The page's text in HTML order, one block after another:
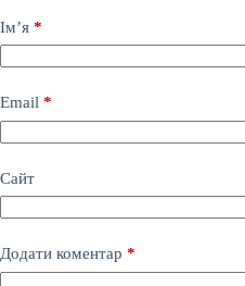
Ім’я *
Email *
Сайт
Додати коментар *